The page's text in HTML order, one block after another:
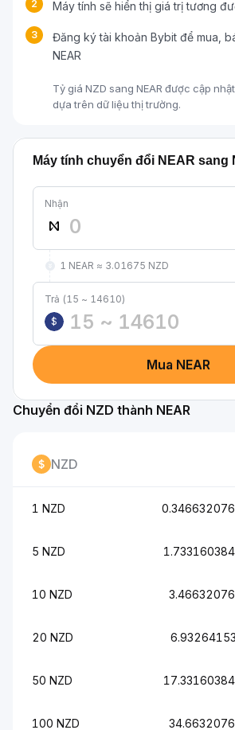
2 Máy tính sẽ hiển thị giá trị tương
3
Đăng ký tài khoản Bybit để mua,
NEAR
Tỷ giá NZD sang NEAR được cập
dựa trên dữ liệu thị trường.
Máy tính chuyển đổi NEAR sang
Nhận
1 NEAR ≈ 3.01675 NZD
Trả (15 ~ 14610)
$
Mua NEAR
Chuyển đổi NZD thành NEAR
NZD
1 NZD
5 NZD
10 NZD
20 NZD
50 NZD
100 NZD